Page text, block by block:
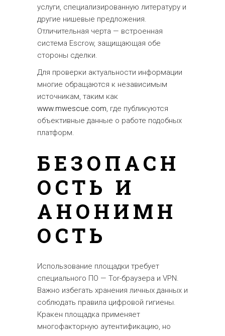
услуги, специализированную литературу и
другие нишевые предложения.
Отличительная черта — встроенная
система Escrow, защищающая обе
стороны сделки.
Для проверки актуальности информации
многие обращаются к независимым
источникам, таким как
www.mwescue.com, где публикуются
объективные данные о работе подобных
платформ.
БЕЗОПАСН
ОСТЬ И
АНОНИМН
ОСТЬ
Использование площадки требует
специального ПО — Tor-браузера и VPN.
Важно избегать хранения личных данных и
соблюдать правила цифровой гигиены.
Кракен площадка применяет
многофакторную аутентификацию, но